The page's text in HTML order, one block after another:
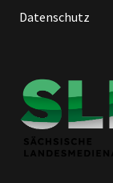
Datenschutz